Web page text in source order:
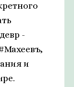
-
и